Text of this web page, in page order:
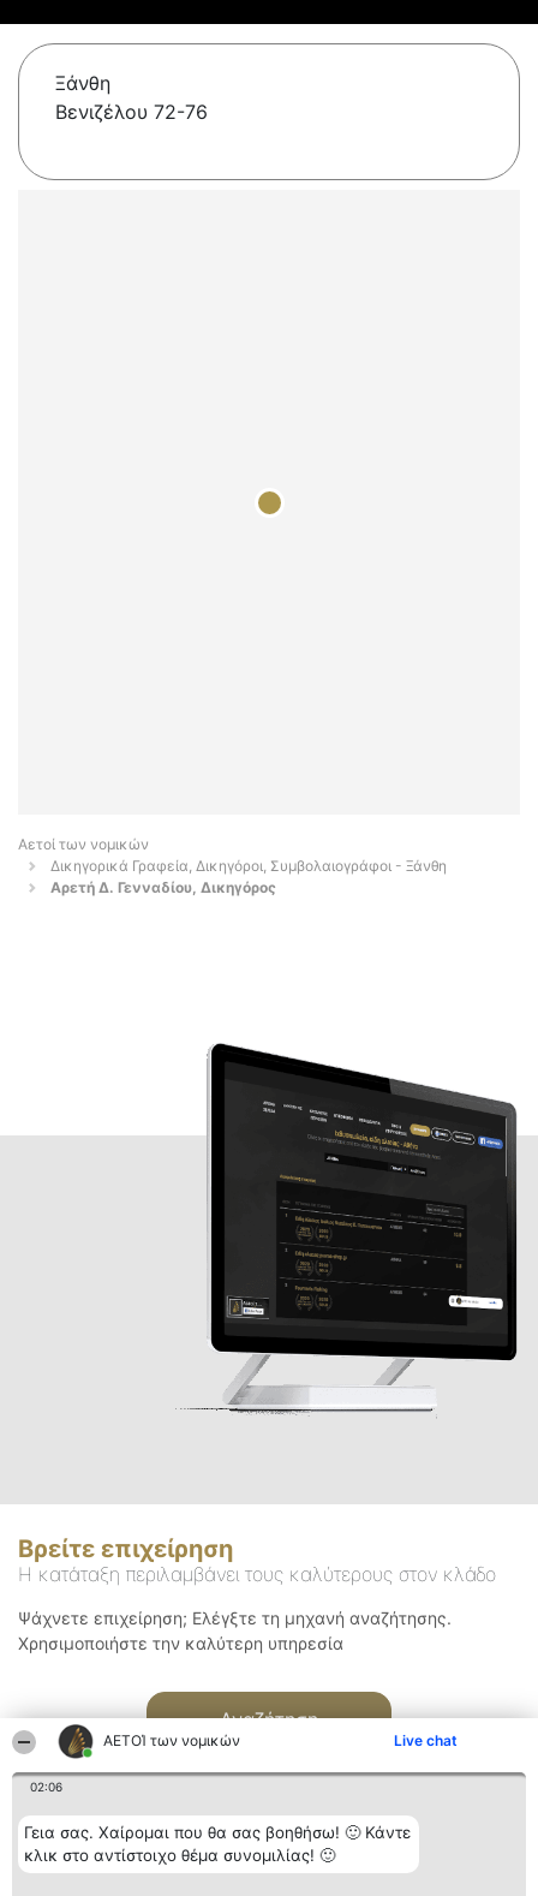
ΑΕΤΟΊ των νομικών Live chat
02:06
Γεια σας. Χαίρομαι που θα σας βοηθήσω! 🙂 Κάντε
κλικ στο αντίστοιχο θέμα συνομιλίας! 🙂
Ξάνθη
Βενιζέλου 72-76
Αετοί των νομικών
Δικηγορικά Γραφεία, Δικηγόροι, Συμβολαιογράφοι - Ξάνθη
Αρετή Δ. Γενναδίου, Δικηγόρος
Βρείτε επιχείρηση
Η κατάταξη περιλαμβάνει τους καλύτερους στον κλάδο
Ψάχνετε επιχείρηση; Ελέγξτε τη μηχανή αναζήτησης.
Χρησιμοποιήστε την καλύτερη υπηρεσία
Αναζήτηση